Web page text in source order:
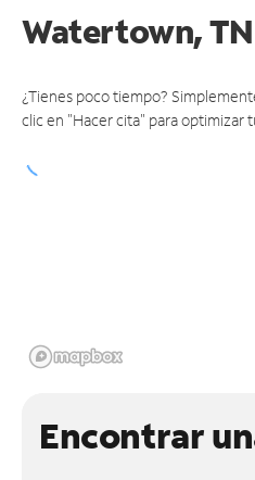
Watertown, TN
¿Tienes poco tiempo?
clic en "Hacer cita" para optimizar
Encontrar